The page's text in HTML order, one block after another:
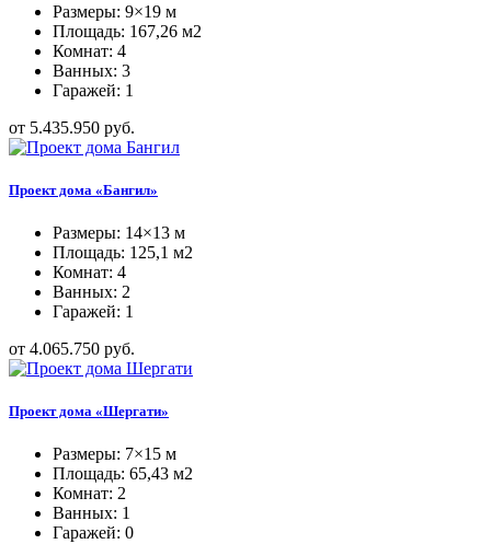
Размеры: 9×19 м
Площадь: 167,26 м2
Комнат: 4
Ванных: 3
Гаражей: 1
от 5.435.950 руб.
Проект дома «Бангил»
Размеры: 14×13 м
Площадь: 125,1 м2
Комнат: 4
Ванных: 2
Гаражей: 1
от 4.065.750 руб.
Проект дома «Шергати»
Размеры: 7×15 м
Площадь: 65,43 м2
Комнат: 2
Ванных: 1
Гаражей: 0